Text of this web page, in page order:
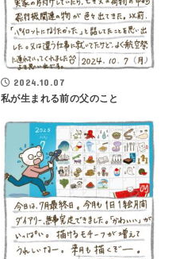
2024.10.07
私が生まれる前の父のこと